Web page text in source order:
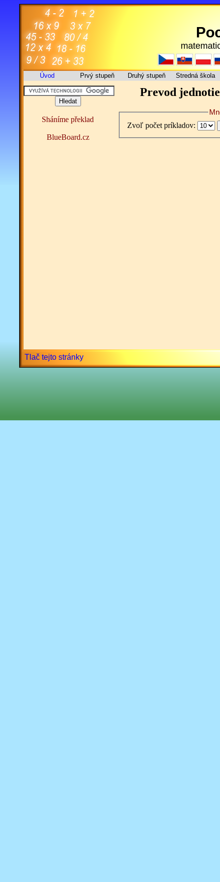
Úvod Prvý stupeň Druhý stupeň Stredná škola
Sháníme překlad
BlueBoard.cz
Prevod
Zvoľ počet príkladov:
Tlač tejto stránky